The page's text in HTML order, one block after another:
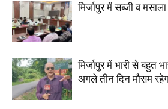
मिर्जापुर में सब्जी व
मिर्जापुर में भारी से बहुत
अगले तीन दिन मौसम